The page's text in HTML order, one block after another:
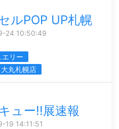
ルPOP UP札幌
24 10:50:49
エリー
大丸札幌店
ュー!!展速報
19 14:11:51